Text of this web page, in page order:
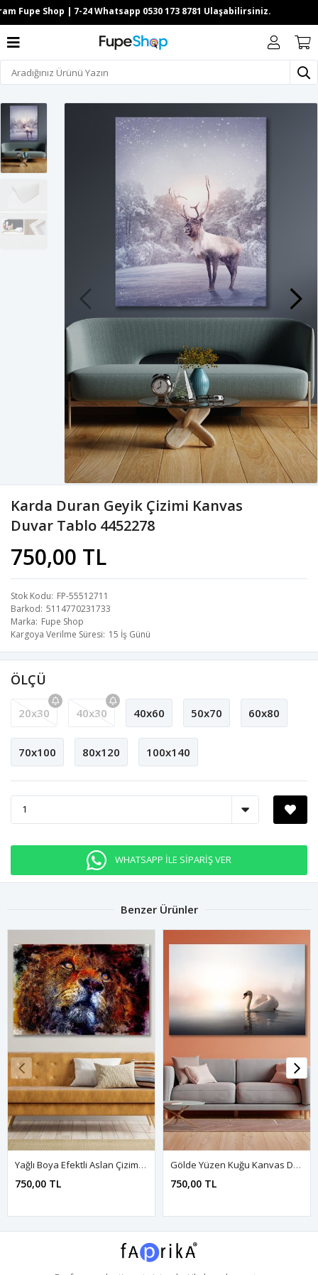
Karda Duran Geyik Çizimi Kanvas
Duvar Tablo 4452278
750,00 TL
Stok Kodu FP-55512711
Barkod 5114770231733
Marka Fupe Shop
Kargoya Verilme Süresi 15 İş Günü
ÖLÇÜ
20x30 40x30 40x60 50x70 60x80
70x100 80x120 100x140
WHATSAPP İLE SİPARİŞ VER
Benzer Ürünler
Yağlı Boya Efektli Aslan Çizimi Kanvas Duvar Tablo 4452302
750,00 TL
Gölde Yüzen Kuğu Kanvas Duvar Tablo 4452250
750,00 TL